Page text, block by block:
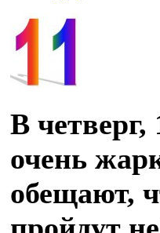
В
очень
обещают,